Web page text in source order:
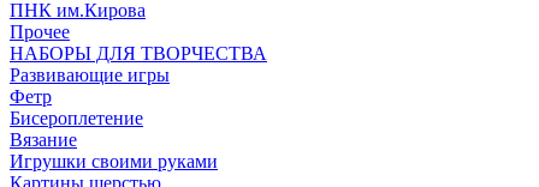
ПНК им.Кирова
Прочее
НАБОРЫ ДЛЯ ТВОРЧЕСТВА
Развивающие игры
Фетр
Бисероплетение
Вязание
Игрушки своими руками
Картины шерстью